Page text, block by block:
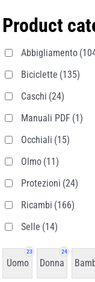
Product
Abbigliamento
Biciclette (135)
Caschi (24)
Manuali PDF (1)
Occhiali (15)
Olmo (11)
Protezioni (24)
Ricambi (166)
Selle (14)
23
Uomo
24
Donna